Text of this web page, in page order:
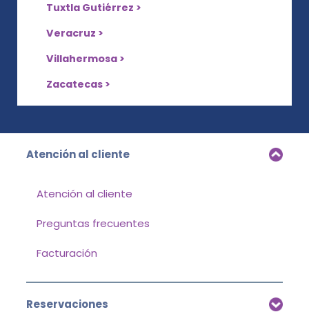
Tuxtla Gutiérrez >
Veracruz >
Villahermosa >
Zacatecas >
Atención al cliente
Atención al cliente
Preguntas frecuentes
Facturación
Reservaciones